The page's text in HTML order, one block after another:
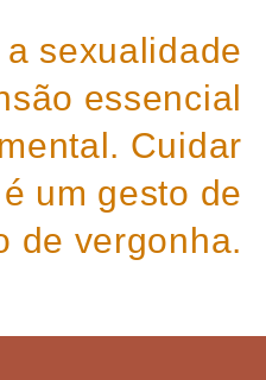
sexualidade
essencial
Cuidar
um gesto de
de vergonha.